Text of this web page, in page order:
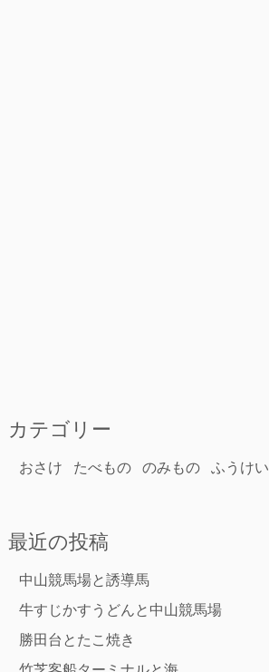
カテゴリー
おさけ たべもの のみもの ふうけい
最近の投稿
中山競馬場と誘導馬
牛すじかすうどんと中山競馬場
勝田台とたこ焼き